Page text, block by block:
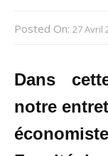
Posted On: 27 Avril
Dans
notre